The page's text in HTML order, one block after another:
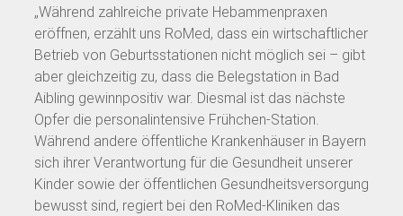
„Während zahlreiche private Hebammenpraxen
eröffnen, erzählt uns RoMed, dass ein wirtschaftlicher
Betrieb von Geburtsstationen nicht möglich sei – gibt
aber gleichzeitig zu, dass die Belegstation in Bad
Aibling gewinnpositiv war. Diesmal ist das nächste
Opfer die personalintensive Frühchen-Station.
Während andere öffentliche Krankenhäuser in Bayern
sich ihrer Verantwortung für die Gesundheit unserer
Kinder sowie der öffentlichen Gesundheitsversorgung
bewusst sind, regiert bei den RoMed-Kliniken das